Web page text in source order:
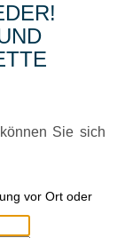
Sie sich
vor Ort oder